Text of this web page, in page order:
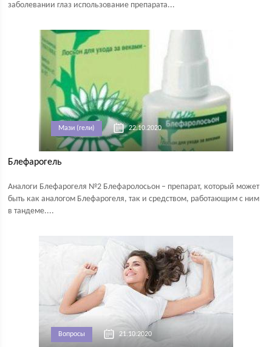
заболевании глаз использование препарата...
Мази (гели) 22.10.2020
Блефарогель
Аналоги Блефарогеля №2 Блефаролосьон – препарат, который может
быть как аналогом Блефарогеля, так и средством, работающим с ним
в тандеме....
Вопросы 21.10.2020